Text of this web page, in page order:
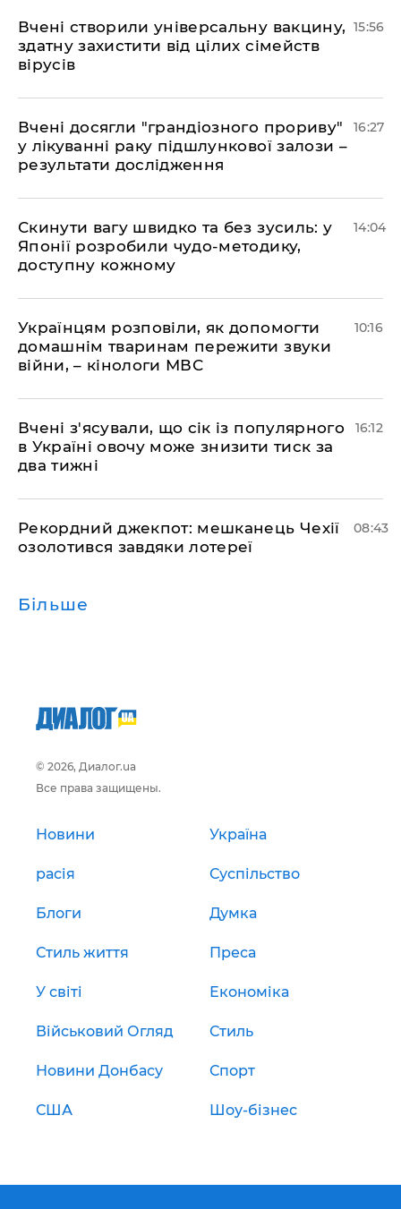
Вчені створили універсальну вакцину,
здатну захистити від цілих сімейств
вірусів
15:56
Вчені досягли "грандіозного прориву"
у лікуванні раку підшлункової залози –
результати дослідження
16:27
Скинути вагу швидко та без зусиль: у
Японії розробили чудо-методику,
доступну кожному
14:04
Українцям розповіли, як допомогти
домашнім тваринам пережити звуки
війни, – кінологи МВС
10:16
Вчені з'ясували, що сік із популярного
в Україні овочу може знизити тиск за
два тижні
16:12
Рекордний джекпот: мешканець Чехії
озолотився завдяки лотереї
08:43
Більше
© 2026, Диалог.ua
Все права защищены.
Новини Україна
расія Суспільство
Блоги Думка
Стиль життя Преса
У світі Економіка
Військовий Огляд Стиль
Новини Донбасу Спорт
США Шоу-бізнес